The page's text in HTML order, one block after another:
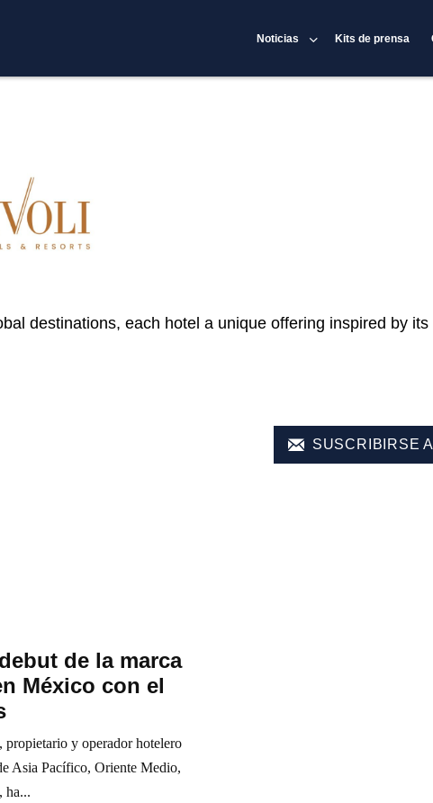
Noticias Kits de prensa
destinations, each hotel a unique offering inspired by
SUSCRIBIRSE
de la marca
México con el
y operador hotelero
Asia Pacífico, Oriente Medio,
ha...